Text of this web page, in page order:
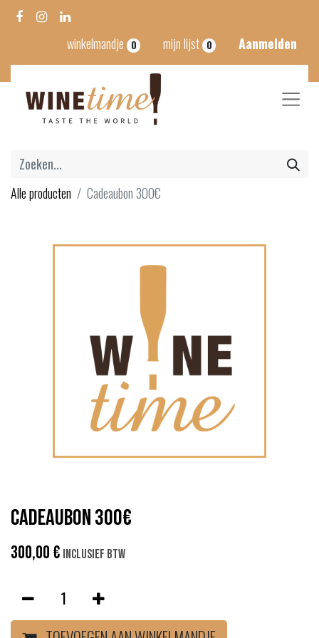
winkelmandje 0 mijn lijst 0 Aanmelden
Alle producten Cadeaubon 300€
Cadeaubon 300€
300,00€ Inclusief btw